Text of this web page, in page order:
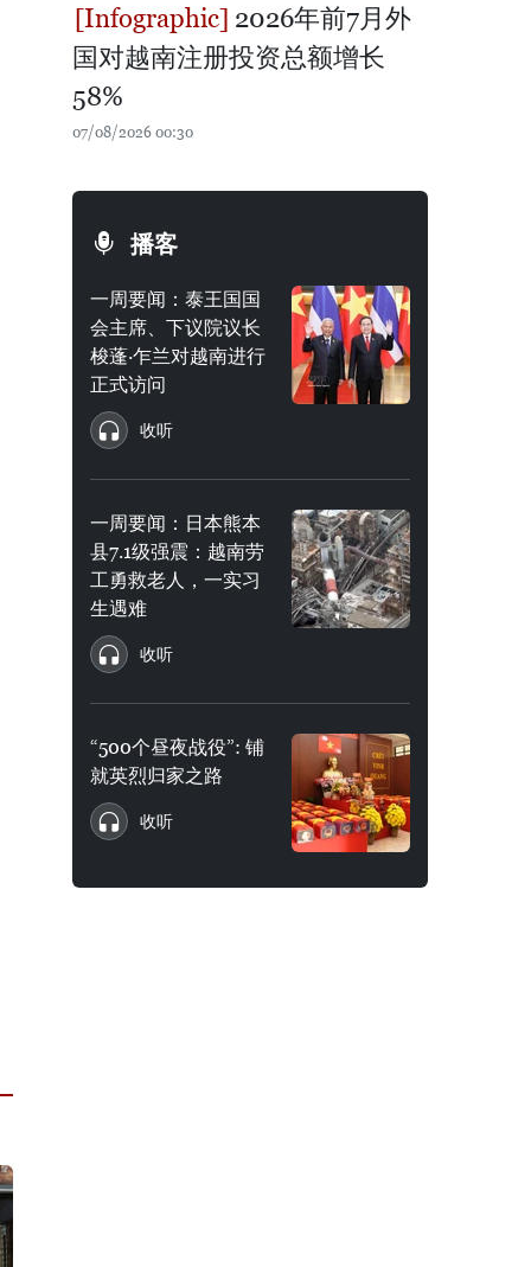
2026年前7月外
国对越南注册投资总额增长
58%
07/08/2026 00:30
播客
一周要闻：泰王国国
会主席、下议院议长
梭蓬·乍兰对越南进行
正式访问
收听
一周要闻：日本熊本
县7.1级强震：越南劳
工勇救老人，一实习
生遇难
收听
“500个昼夜战役”: 铺
就英烈归家之路
收听